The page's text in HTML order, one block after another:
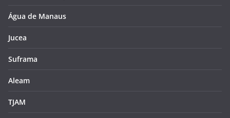
Água de Manaus
Jucea
Suframa
Aleam
TJAM